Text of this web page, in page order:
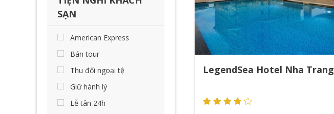
SẠN
American Express
Bán tour
Thu đổi ngoại tệ
Giữ hành lý
Lễ tân 24h
LegendSea Hotel Nha Trang